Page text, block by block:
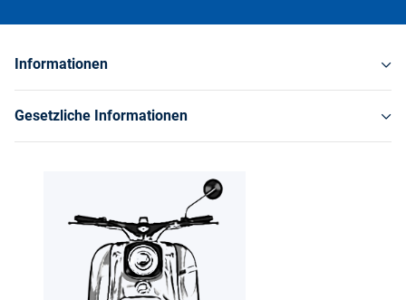
Informationen
Gesetzliche Informationen